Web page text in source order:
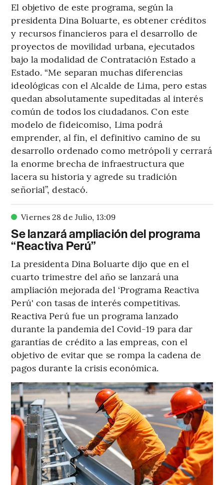
El objetivo de este programa, según la
presidenta Dina Boluarte, es obtener créditos
y recursos financieros para el desarrollo de
proyectos de movilidad urbana, ejecutados
bajo la modalidad de Contratación Estado a
Estado. “Me separan muchas diferencias
ideológicas con el Alcalde de Lima, pero estas
quedan absolutamente supeditadas al interés
común de todos los ciudadanos. Con este
modelo de fideicomiso, Lima podrá
emprender, al fin, el definitivo camino de su
desarrollo ordenado como metrópoli y cerrará
la enorme brecha de infraestructura que
lacera su historia y agrede su tradición
señorial”, destacó.
Viernes 28 de Julio, 13:09
Se lanzará ampliación del programa
“Reactiva Perú”
La presidenta Dina Boluarte dijo que en el
cuarto trimestre del año se lanzará una
ampliación mejorada del ‘Programa Reactiva
Perú' con tasas de interés competitivas.
Reactiva Perú fue un programa lanzado
durante la pandemia del Covid-19 para dar
garantías de crédito a las empreas, con el
objetivo de evitar que se rompa la cadena de
pagos durante la crisis económica.